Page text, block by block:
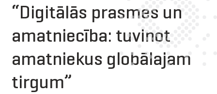
“Digitālās prasmes un
amatniecība: tuvinot
amatniekus globālajam
tirgum”